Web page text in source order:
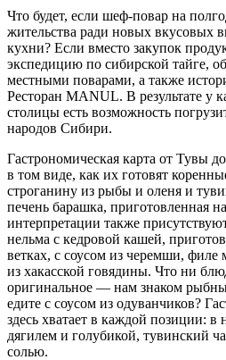
Что будет, если шеф-повар на
жительства ради новых вкусовых
кухни? Если вместо закупок
экспедицию по сибирской тайге,
местными поварами, а также
Ресторан MANUL. В результате у
столицы есть возможность
народов Сибири.
Гастрономическая карта от Тувы
в том виде, как их готовят
строганину из рыбы и оленя и
печень барашка, приготовленная
интерпретации также
нельма с кедровой кашей,
ветках, с соусом из черемши, филе
из хакасской говядины. Что ни
оригинальное — нам знаком
едите с соусом из одуванчиков?
здесь хватает в каждой позиции: в
дягилем и голубикой, тувинский
солью.